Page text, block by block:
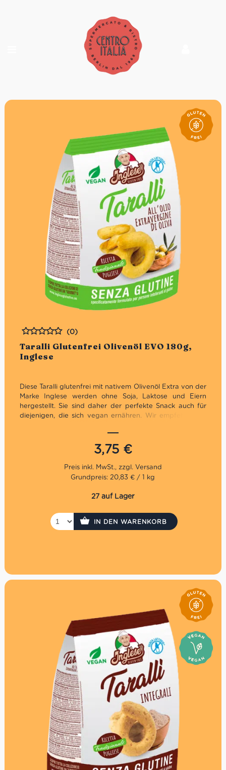
Taralli Glutenfrei Olivenöl EVO 180g,
Inglese
Bewertet
(0)
Diese Taralli glutenfrei mit nativem Olivenöl Extra von der
Marke Inglese werden ohne Soja, Laktose und Eiern
hergestellt. Sie sind daher der perfekte Snack auch für
diejenigen, die sich vegan ernähren. Wir empfehlen sie
3,75 €
Grundpreis: 20,83 € / 1 kg
27 auf Lager
IN DEN WARENKORB